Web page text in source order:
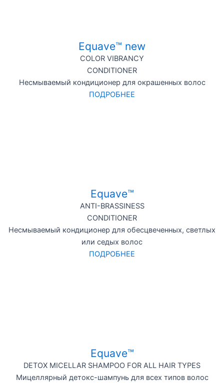
Equave™ new
COLOR VIBRANCY
CONDITIONER
Несмываемый кондиционер для окрашенных волос
ПОДРОБНЕЕ
Equave™
ANTI-BRASSINESS
CONDITIONER
Несмываемый кондиционер для обесцвеченных, светлых
или седых волос
ПОДРОБНЕЕ
Equave™
DETOX MICELLAR SHAMPOO FOR ALL HAIR TYPES
Мицеллярный детокс-шампунь для всех типов волос